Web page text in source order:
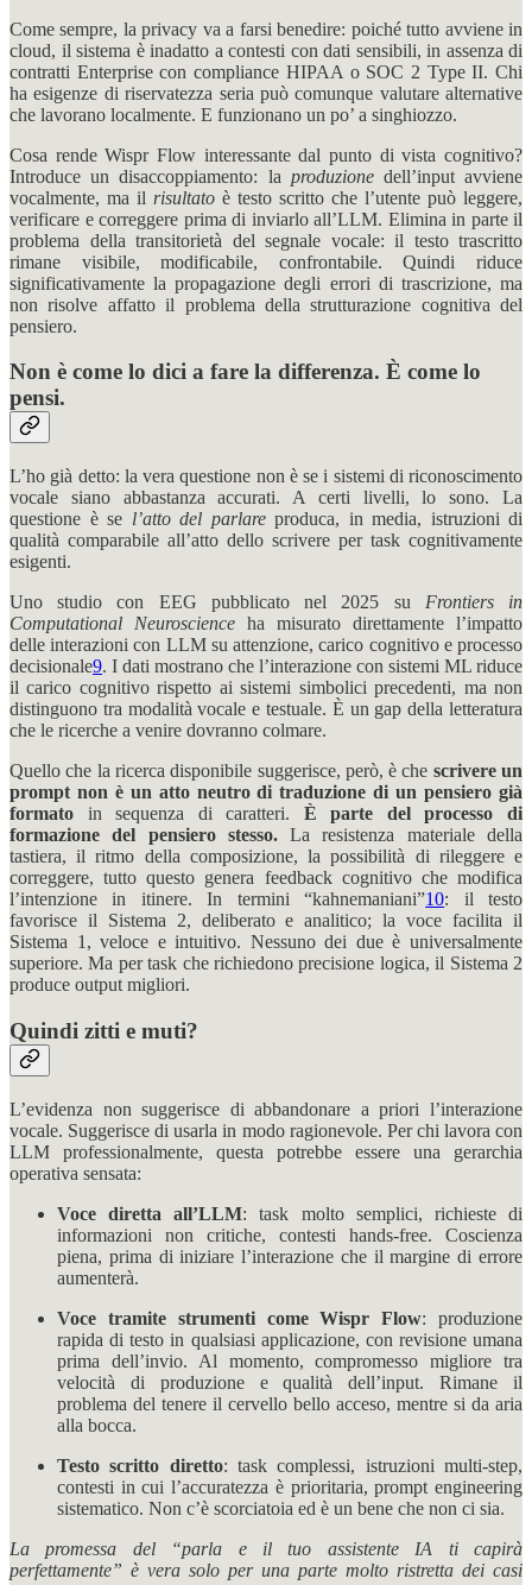
Come sempre, la privacy va a farsi benedire: poiché tutto avviene in
cloud, il sistema è inadatto a contesti con dati sensibili, in assenza di
contratti Enterprise con compliance HIPAA o SOC 2 Type II. Chi
ha esigenze di riservatezza seria può comunque valutare alternative
che lavorano localmente. E funzionano un po’ a singhiozzo.
Cosa rende Wispr Flow interessante dal punto di vista cognitivo?
Introduce un disaccoppiamento: la produzionedell’input avviene
vocalmente, ma il risultato è testo scritto che l’utente può leggere,
verificare e correggere prima di inviarlo all’LLM. Elimina in parte il
problema della transitorietà del segnale vocale: il testo trascritto
rimane visibile, modificabile, confrontabile. Quindi riduce
significativamente la propagazione degli errori di trascrizione, ma
non risolve affatto il problema della strutturazione cognitiva del
pensiero.
Non è come lo dici a fare la differenza. È come lo
pensi.
L’ho già detto: la vera questione non è se i sistemi di riconoscimento
vocale siano abbastanza accurati. A certi livelli, lo sono. La
questione è se l’atto del parlareproduca, in media, istruzioni di
qualità comparabile all’atto dello scrivere per task cognitivamente
esigenti.
Uno studio con EEG pubblicato nel 2025 su Frontiers in
Computational Neuroscience ha misurato direttamente l’impatto
delle interazioni con LLM su attenzione, carico cognitivo e processo
decisionale9. I dati mostrano che l’interazione con sistemi ML riduce
il carico cognitivo rispetto ai sistemi simbolici precedenti, ma non
distinguono tra modalità vocale e testuale. È un gap della letteratura
che le ricerche a venire dovranno colmare.
Quello che la ricerca disponibile suggerisce, però, è che scrivere un
prompt non è un atto neutro di traduzione di un pensiero già
formato in sequenza di caratteri. È parte del processo di
formazione del pensiero stesso.La resistenza materiale della
tastiera, il ritmo della composizione, la possibilità di rileggere e
correggere, tutto questo genera feedback cognitivo che modifica
l’intenzione in itinere. In termini “kahnemaniani”10: il testo
favorisce il Sistema 2, deliberato e analitico; la voce facilita il
Sistema 1, veloce e intuitivo. Nessuno dei due è universalmente
superiore. Ma per task che richiedono precisione logica, il Sistema 2
produce output migliori.
Quindi zitti e muti?
L’evidenza non suggerisce di abbandonare a priori l’interazione
vocale. Suggerisce di usarla in modo ragionevole. Per chi lavora con
LLM professionalmente, questa potrebbe essere una gerarchia
operativa sensata:
Voce diretta all’LLM: task molto semplici, richieste di
informazioni non critiche, contesti hands-free. Coscienza
piena, prima di iniziare l’interazione che il margine di errore
aumenterà.
Voce tramite strumenti come Wispr Flow: produzione
rapida di testo in qualsiasi applicazione, con revisione umana
prima dell’invio. Al momento, compromesso migliore tra
velocità di produzione e qualità dell’input. Rimane il
problema del tenere il cervello bello acceso, mentre si da aria
alla bocca.
Testo scritto diretto: task complessi, istruzioni multi-step,
contesti in cui l’accuratezza è prioritaria, prompt engineering
sistematico. Non c’è scorciatoia ed è un bene che non ci sia.
La promessa del “parla e il tuo assistente IA ti capirà
perfettamente” è vera solo per una parte molto ristretta dei casi